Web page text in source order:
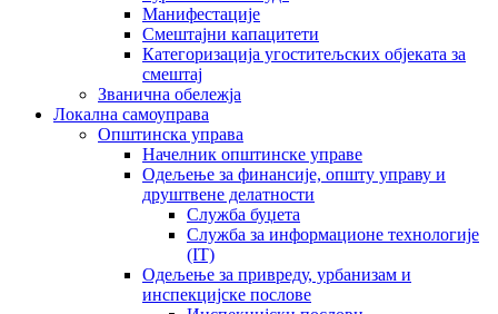
Манифестације
Смештајни капацитети
Категоризација угоститељских објеката за
смештај
Званична обележја
Локална самоуправа
Општинска управа
Начелник општинске управе
Одељење за финансије, општу управу и
друштвене делатности
Служба буџета
Служба за информационе технологије
(IT)
Одељење за привреду, урбанизам и
инспекцијске послове